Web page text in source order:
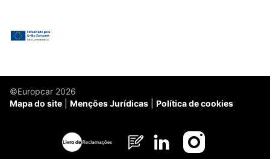
©Europcar 2026
Mapa do site
Menções Jurídicas Política de cookies